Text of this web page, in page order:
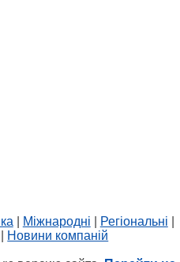
Міжнародні Регіональні
Новини компаній